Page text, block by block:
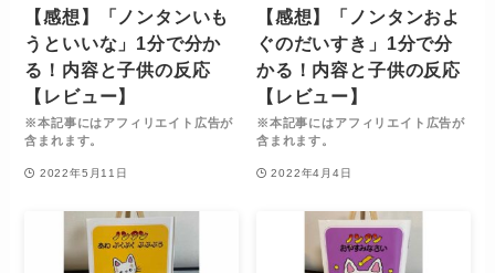
【感想】「ノンタンいも
うといいな」1分で分か
る！内容と子供の反応
【レビュー】
※本記事にはアフィリエイト広告が
含まれます。
2022年5月11日
【感想】「ノンタンおよ
ぐのだいすき」1分で分
かる！内容と子供の反応
【レビュー】
※本記事にはアフィリエイト広告が
含まれます。
2022年4月4日